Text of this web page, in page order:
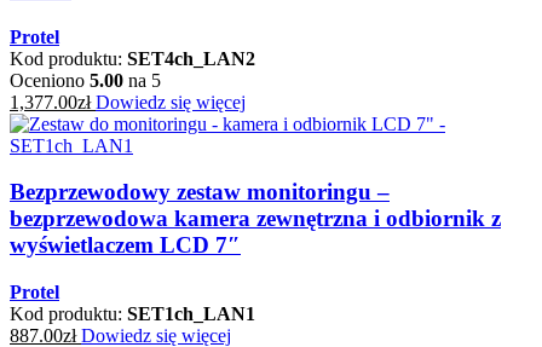
Protel
Kod produktu: SET4ch_LAN2
Oceniono 5.00 na 5
1,377.00zł Dowiedz się więcej
Bezprzewodowy zestaw monitoringu –
bezprzewodowa kamera zewnętrzna i odbiornik z
wyświetlaczem LCD 7″
Protel
Kod produktu: SET1ch_LAN1
887.00zł Dowiedz się więcej